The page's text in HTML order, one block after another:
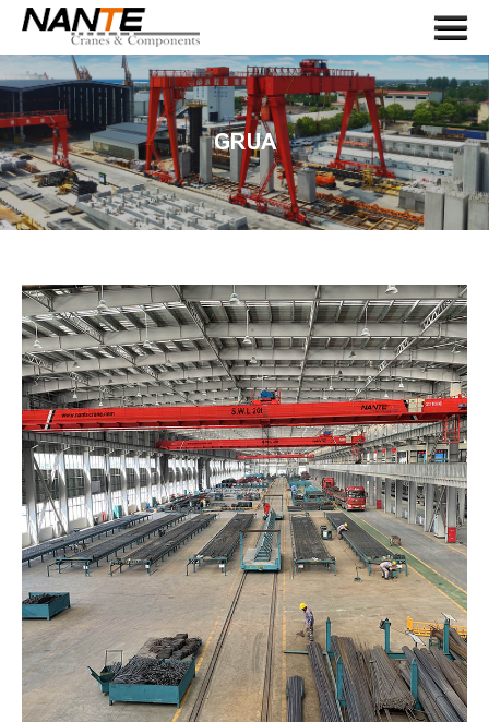
HOME
SOBRE NOSOTROS
GRUA
COMPONENTE DE GRÚA
SERVICIO
NOTICIAS
CONTÁCTENOS
LANGUAGE
SEARCH
GRUA